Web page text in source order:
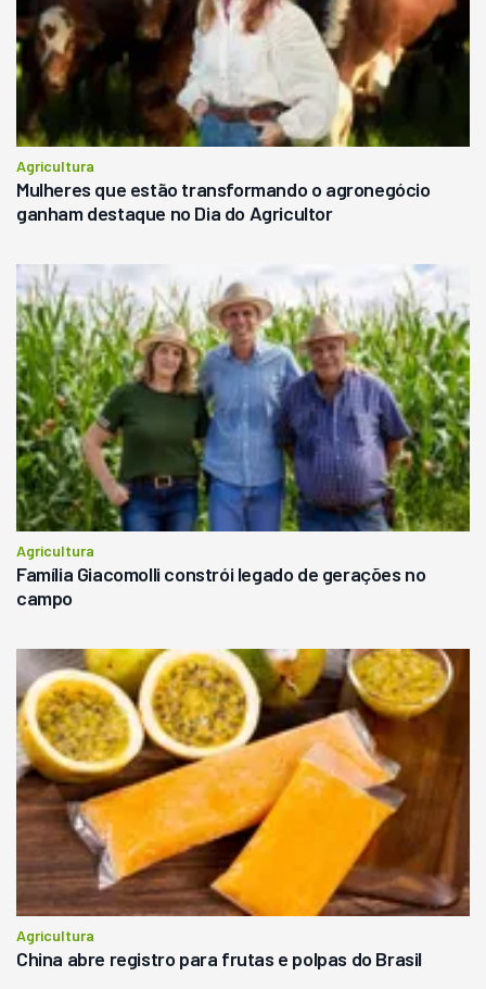
Agricultura
Mulheres que estão transformando o agronegócio
ganham destaque no Dia do Agricultor
Agricultura
Família Giacomolli constrói legado de gerações no
campo
Agricultura
China abre registro para frutas e polpas do Brasil